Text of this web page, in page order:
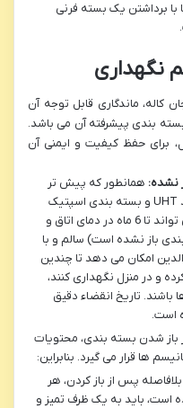
برداشتن یک بسته فرنی
نگهداری
ماندگاری قابل توجه آن
بندی پیشرفته آن می باشد.
برای حفظ کیفیت و ایمنی آن
همانطور که پیش تر
توضیح داده شد، به واسطه فرآیند UHT و بسته بندی اسپتیک
تتراپک 6 لایه، فرنی برنج ماجان می تواند تا 6 ماه در دمای اتاق و
باز نشده است) سالم و با
امکان می دهد تا چندین
و در منزل نگهداری کنند،
تاریخ انقضاء دقیق
است.
شدن بسته بندی، محتویات
ها قرار می گیرد. بنابراین:
بلافاصله پس از باز کردن، هر
است، باید به یک ظرف تمیز و